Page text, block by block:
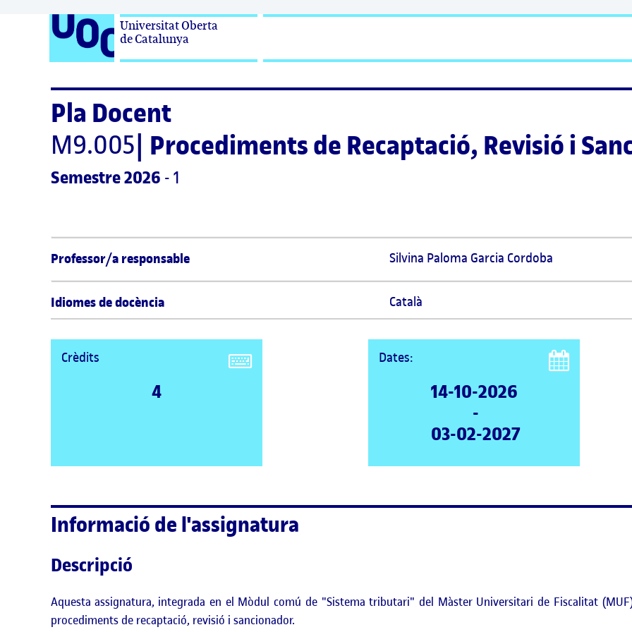
Universitat Oberta
de Catalunya
Pla Docent
M9.005 Procediments de Recaptació, Revisió i
Semestre 2026 - 1
Professor/a responsable Silvina Paloma Garcia Cordoba
Idiomes de docència Català
Crèdits
4
Dates:
14-10-2026
-
03-02-2027
Informació de l'assignatura
Descripció
Aquesta assignatura, integrada en el Mòdul comú de "Sistema tributari" del Màster Universitari de Fiscalitat
procediments de recaptació, revisió i sancionador.